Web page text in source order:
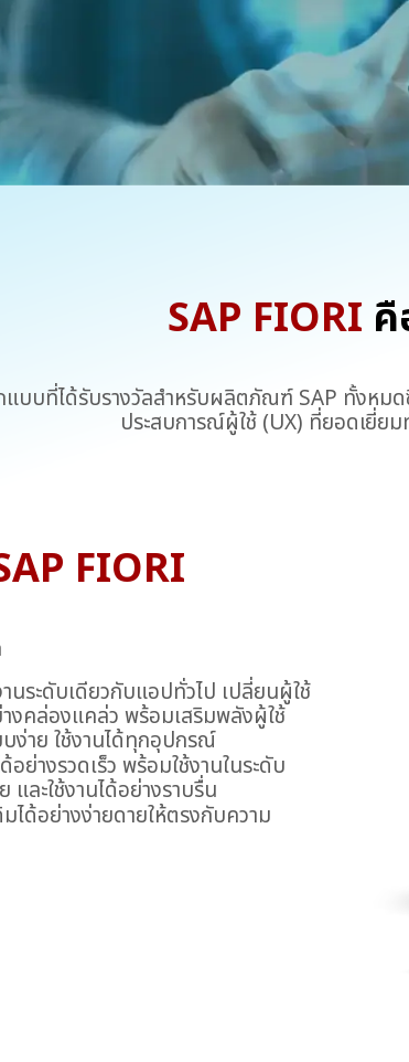
SAP FIORI คื
บบที่ได้รับรางวัลสำหรับผลิตภัณฑ์ SAP ทั้งหมด
ประสบการณ์ผู้ใช้ (UX) ที่ยอดเยี่ย
FIORI
นระดับเดียวกับแอปทั่วไป เปลี่ยนผู้ใช้
างคล่องแคล่ว พร้อมเสริมพลังผู้ใช้
ง่าย ใช้งานได้ทุกอุปกรณ์
ย่างรวดเร็ว พร้อมใช้งานในระดับ
ละใช้งานได้อย่างราบรื่น
ได้อย่างง่ายดายให้ตรงกับความ